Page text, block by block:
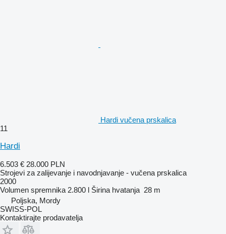
Hardi vučena prskalica
11
Hardi
6.503 € 28.000 PLN
Strojevi za zaliјеvanje i navodnjavanje - vučena prskalica
2000
Volumen spremnika 2.800 l Širina hvatanja 28 m
Poljska, Mordy
SWISS-POL
Kontaktirajte prodavatelja